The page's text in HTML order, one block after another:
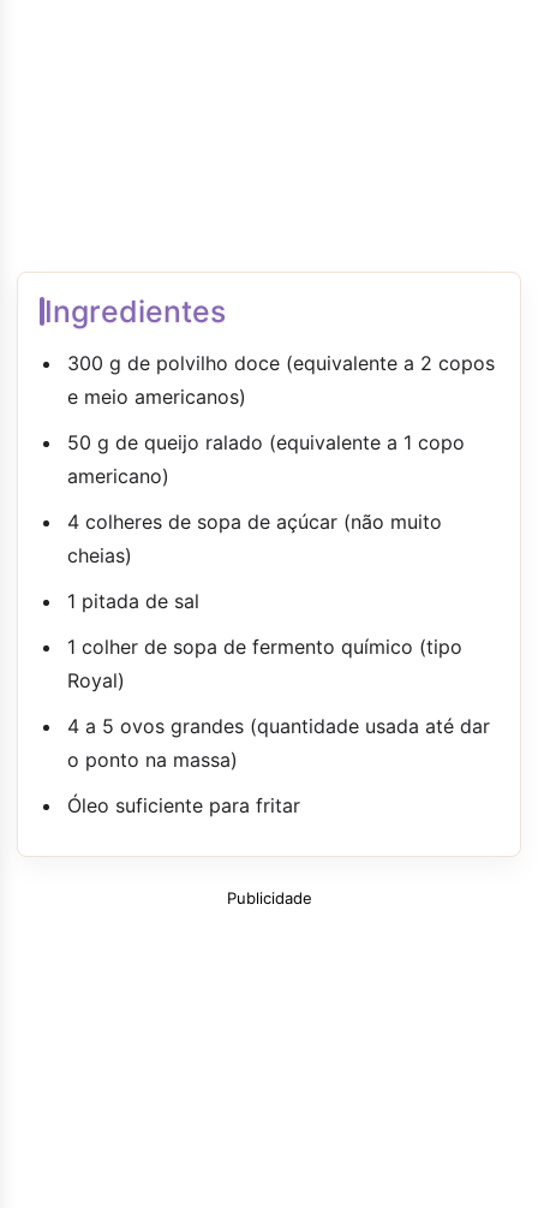
Ingredientes
300 g de polvilho doce (equivalente a 2 copos
e meio americanos)
50 g de queijo ralado (equivalente a 1 copo
americano)
4 colheres de sopa de açúcar (não muito
cheias)
1 pitada de sal
1 colher de sopa de fermento químico (tipo
Royal)
4 a 5 ovos grandes (quantidade usada até dar
o ponto na massa)
Óleo suficiente para fritar
Publicidade